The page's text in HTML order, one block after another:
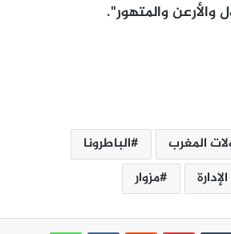
والأرعن والمتهور".
المغرب
الباطرونا
مزوار